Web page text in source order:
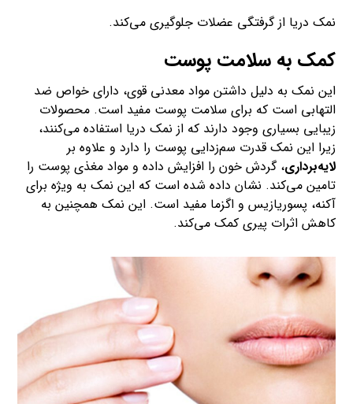
نمک دریا از گرفتگی عضلات جلوگیری می‌کند.
کمک به سلامت پوست
این نمک به دلیل ‌داشتن مواد معدنی قوی، دارای خواص ضد
التهابی است که برای سلامت پوست مفید است. محصولات
زیبایی بسیاری وجود دارند که از نمک دریا استفاده می‌کنند،
زیرا این نمک قدرت سم‌زدایی پوست را دارد و علاوه ‌بر
لایه‌برداری، گردش خون را افزایش داده و مواد مغذی پوست را
تامین می‌کند. نشان داده شده است که این نمک به ویژه برای
آکنه، پسوریازیس و اگزما مفید است. این نمک همچنین به
کاهش اثرات پیری کمک می‌کند.